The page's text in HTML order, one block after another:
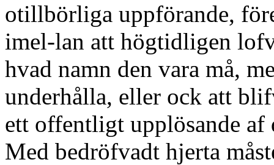
otillbörliga uppförande,
imel-lan att högtidligen
hvad namn den vara må,
underhålla, eller ock att
ett offentligt upplösande af
Med bedröfvadt hjerta